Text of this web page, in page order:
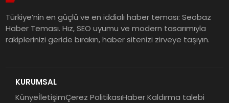
Türkiye’nin en güçlü ve en iddialı haber teması: Seobaz
Haber Teması. Hız, SEO uyumu ve modern tasarımıyla
rakiplerinizi geride bırakın, haber sitenizi zirveye taşıyın.
KURUMSAL
KünyeİletişimÇerez PolitikasıHaber Kaldırma talebi